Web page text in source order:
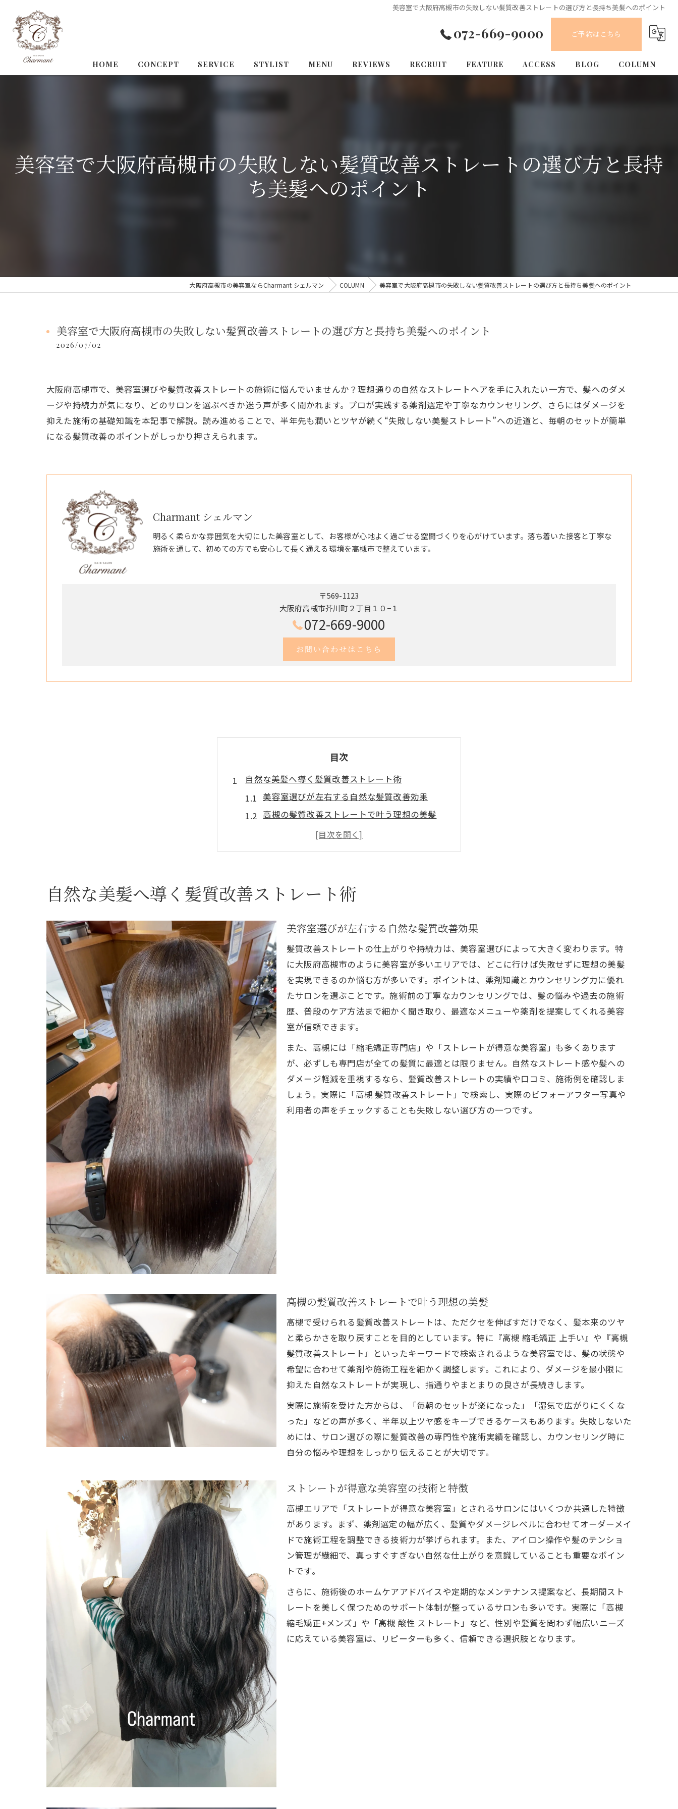
美容室で大阪府高槻市の失敗しない髪質改善ストレートの選び方と長持ち美髪へのポイント
072-669-9000 ご予約はこちら
HOME CONCEPT SERVICE STYLIST MENU REVIEWS RECRUIT FEATURE
トリートメント
ACCESS BLOG COLUMN
美容室で大阪府高槻市の失敗しない髪質改善ストレートの選び方と長持
ち美髪へのポイント
大阪府高槻市の美容室ならCharmant シェルマン COLUMN 美容室で大阪府高槻市の失敗しない髪質改善ストレートの選び方と長持ち美髪へのポイント
美容室で大阪府高槻市の失敗しない髪質改善ストレートの選び方と長持ち美髪へのポイント
2026/07/02
大阪府高槻市で、美容室選びや髪質改善ストレートの施術に悩んでいませんか？理想通りの自然なストレートヘアを手に入れたい一方で、髪へのダメ
ージや持続力が気になり、どのサロンを選ぶべきか迷う声が多く聞かれます。プロが実践する薬剤選定や丁寧なカウンセリング、さらにはダメージを
抑えた施術の基礎知識を本記事で解説。読み進めることで、半年先も潤いとツヤが続く“失敗しない美髪ストレート”への近道と、毎朝のセットが簡単
になる髪質改善のポイントがしっかり押さえられます。
Charmant シェルマン
明るく柔らかな雰囲気を大切にした美容室として、お客様が心地よく過ごせる空間づくりを心がけています。落ち着いた接客と丁寧な
施術を通して、初めての方でも安心して長く通える環境を高槻市で整えています。
〒569-1123
大阪府高槻市芥川町２丁目１０−１
072-669-9000
お問い合わせはこちら
目次
自然な美髪へ導く髪質改善ストレート術
美容室選びが左右する自然な髪質改善効果
高槻の髪質改善ストレートで叶う理想の美髪
ストレートが得意な美容室の技術と特徴
髪質改善と縮毛矯正の違いと選び方を解説
失敗しない美容室選びの新常識とは
美容室カウンセリングで伝えるべきポイント
高槻で評判の髪質改善専門美容室の見極め方
ストレート経験者が語る美容室選びの基準
縮毛矯正メンズ対応美容室の強みと選び方
髪質改善に強い美容室の施術事例に注目
クセや広がり対策に役立つ最新技法
髪質改善ストレートの新しい施術方法を紹介
美容室の酸性ストレートによるクセ対策の効果
縮毛矯正専門店が選ばれる理由と技術力
広がりやすい髪を抑える美容室独自の工夫
ストレートが得意な美容室が推奨するケア法
髪質改善を叶える高槻の魅力とポイント
高槻の美容室で体験する髪質改善の魅力
髪質改善に強い美容室の独自サービスとは
高槻の髪質改善ストレートが注目される理由
酸性ストレート導入美容室の選び方のコツ
柔らかく仕上がるストレートの秘訣
縮毛矯正専門美容室がこだわる仕上がりの差
髪質改善ストレートで失敗しないための工夫
ストレートが得意な美容室の仕上がりレビュー
長持ちする美髪のためのケア徹底解説
美容室施術後のホームケアで持続力アップ
髪質改善の効果を長持ちさせる日常ポイント
高槻美容室で受けるアフターケアとは
縮毛矯正後に気をつけたい自宅ケアの基本
自然な美髪へ導く髪質改善ストレート術
美容室選びが左右する自然な髪質改善効果
髪質改善ストレートの仕上がりや持続力は、美容室選びによって大きく変わります。特
に大阪府高槻市のように美容室が多いエリアでは、どこに行けば失敗せずに理想の美髪
を実現できるのか悩む方が多いです。ポイントは、薬剤知識とカウンセリング力に優れ
たサロンを選ぶことです。施術前の丁寧なカウンセリングでは、髪の悩みや過去の施術
歴、普段のケア方法まで細かく聞き取り、最適なメニューや薬剤を提案してくれる美容
室が信頼できます。
また、高槻には「縮毛矯正専門店」や「ストレートが得意な美容室」も多くあります
が、必ずしも専門店が全ての髪質に最適とは限りません。自然なストレート感や髪への
ダメージ軽減を重視するなら、髪質改善ストレートの実績や口コミ、施術例を確認しま
しょう。実際に「高槻 髪質改善ストレート」で検索し、実際のビフォーアフター写真や
利用者の声をチェックすることも失敗しない選び方の一つです。
高槻の髪質改善ストレートで叶う理想の美髪
高槻で受けられる髪質改善ストレートは、ただクセを伸ばすだけでなく、髪本来のツヤ
と柔らかさを取り戻すことを目的としています。特に『高槻 縮毛矯正 上手い』や『高槻
髪質改善ストレート』といったキーワードで検索されるような美容室では、髪の状態や
希望に合わせて薬剤や施術工程を細かく調整します。これにより、ダメージを最小限に
抑えた自然なストレートが実現し、指通りやまとまりの良さが長続きします。
実際に施術を受けた方からは、「毎朝のセットが楽になった」「湿気で広がりにくくな
った」などの声が多く、半年以上ツヤ感をキープできるケースもあります。失敗しないた
めには、サロン選びの際に髪質改善の専門性や施術実績を確認し、カウンセリング時に
自分の悩みや理想をしっかり伝えることが大切です。
ストレートが得意な美容室の技術と特徴
高槻エリアで「ストレートが得意な美容室」とされるサロンにはいくつか共通した特徴
があります。まず、薬剤選定の幅が広く、髪質やダメージレベルに合わせてオーダーメイ
ドで施術工程を調整できる技術力が挙げられます。また、アイロン操作や髪のテンショ
ン管理が繊細で、真っすぐすぎない自然な仕上がりを意識していることも重要なポイン
トです。
さらに、施術後のホームケアアドバイスや定期的なメンテナンス提案など、長期間スト
レートを美しく保つためのサポート体制が整っているサロンも多いです。実際に「高槻
縮毛矯正+メンズ」や「高槻 酸性 ストレート」など、性別や髪質を問わず幅広いニーズ
に応えている美容室は、リピーターも多く、信頼できる選択肢となります。